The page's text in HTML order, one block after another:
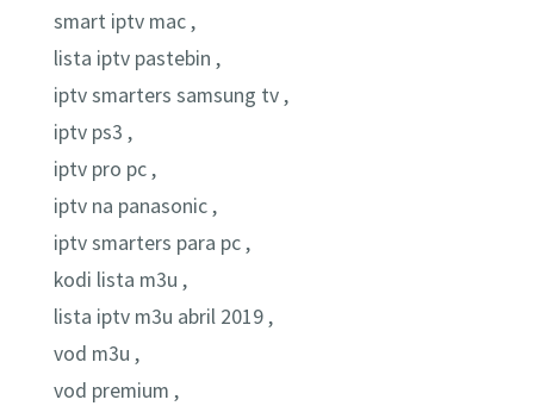
smart iptv mac ,
lista iptv pastebin ,
iptv smarters samsung tv ,
iptv ps3 ,
iptv pro pc ,
iptv na panasonic ,
iptv smarters para pc ,
kodi lista m3u ,
lista iptv m3u abril 2019 ,
vod m3u ,
vod premium ,